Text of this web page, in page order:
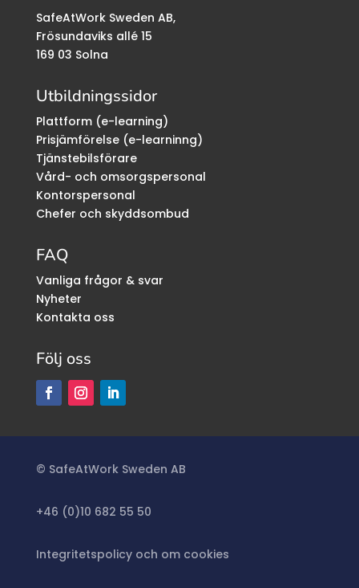
SafeAtWork Sweden AB,
Frösundaviks allé 15
169 03 Solna
Utbildningssidor
Plattform (e-learning)
Prisjämförelse (e-learninng)
Tjänstebilsförare
Vård- och omsorgspersonal
Kontorspersonal
Chefer och skyddsombud
FAQ
Vanliga frågor & svar
Nyheter
Kontakta oss
Följ oss
© SafeAtWork Sweden AB
+46 (0)10 682 55 50
Integritetspolicy och om cookies